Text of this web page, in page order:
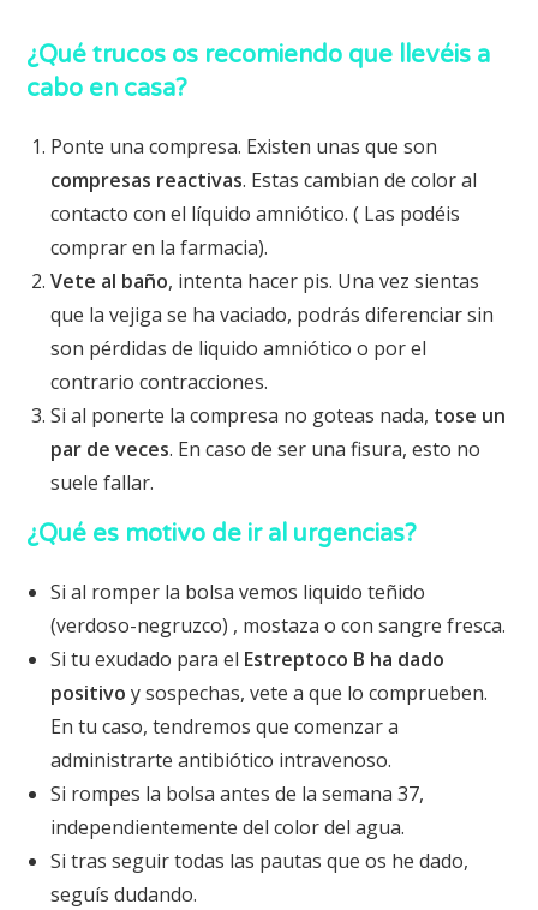
¿Qué trucos os recomiendo que llevéis a
cabo en casa?
Ponte una compresa. Existen unas que son
compresas reactivas. Estas cambian de color al
contacto con el líquido amniótico. ( Las podéis
comprar en la farmacia).
Vete al baño, intenta hacer pis. Una vez sientas
que la vejiga se ha vaciado, podrás diferenciar sin
son pérdidas de liquido amniótico o por el
contrario contracciones.
Si al ponerte la compresa no goteas nada, tose un
par de veces. En caso de ser una fisura, esto no
suele fallar.
¿Qué es motivo de ir al urgencias?
Si al romper la bolsa vemos liquido teñido
(verdoso-negruzco) , mostaza o con sangre fresca.
Si tu exudado para el Estreptoco B ha dado
positivo y sospechas, vete a que lo comprueben.
En tu caso, tendremos que comenzar a
administrarte antibiótico intravenoso.
Si rompes la bolsa antes de la semana 37,
independientemente del color del agua.
Si tras seguir todas las pautas que os he dado,
seguís dudando.